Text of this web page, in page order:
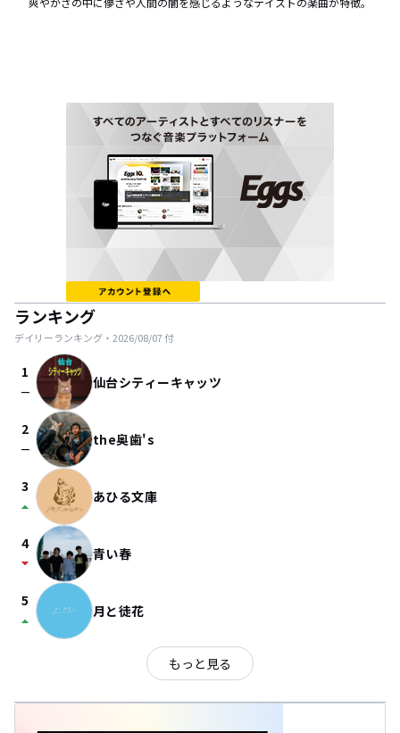
ランキング
デイリーランキング・ 2026/08/07付
1
check_indeterminate_small 仙台シティーキャッツ
2
check_indeterminate_small the奥歯's
3
arrow_drop_up あひる文庫
4
arrow_drop_down 青い春
5
arrow_drop_up 月と徒花
もっと見る